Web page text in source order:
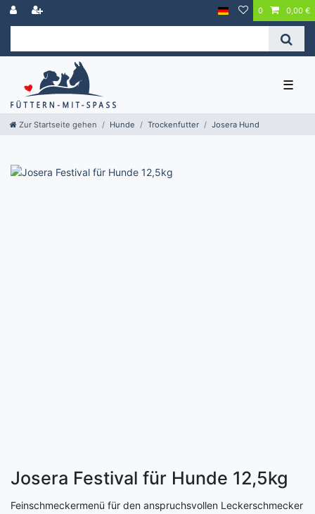
0 0,00 €
☰
Zur Startseite gehen Hunde Trockenfutter Josera Hund
Josera Festival für Hunde 12,5kg
Feinschmeckermenü für den anspruchsvollen Leckerschmecker